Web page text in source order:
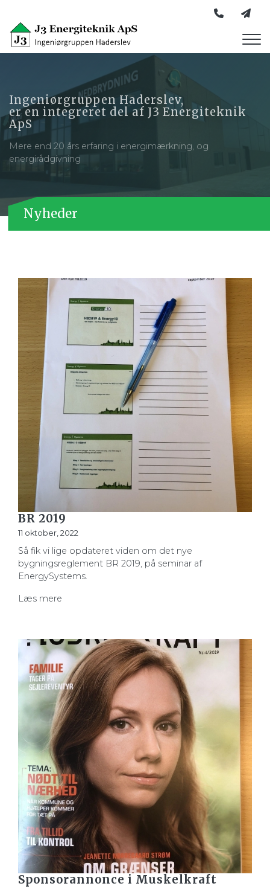
hovedindhold
Ingeniørgruppen Haderslev,
er en integreret del af J3 Energiteknik
ApS
Mere end 20 års erfaring i energimærkning, og
energirådgivning
Nyheder
BR 2019
11 oktober, 2022
Så fik vi lige opdateret viden om det nye
bygningsreglement BR 2019, på seminar af
EnergySystems.
Læs mere
Sponsorannonce i Muskelkraft